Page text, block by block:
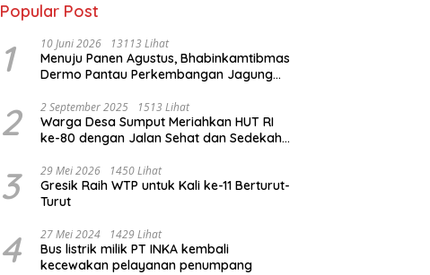
Membatalkan Hak
Popular Post
1 10 Juni 2026 13113 Lihat
Menuju Panen Agustus, Bhabinkamtibmas
Dermo Pantau Perkembangan Jagung
2 2 September 2025 1513 Lihat
Warga Desa Sumput Meriahkan HUT RI
ke-80 dengan Jalan Sehat dan Sedekah
3 29 Mei 2026 1450 Lihat
Gresik Raih WTP untuk Kali ke-11 Berturut-
Turut
4 27 Mei 2024 1429 Lihat
Bus listrik milik PT INKA kembali
kecewakan pelayanan penumpang